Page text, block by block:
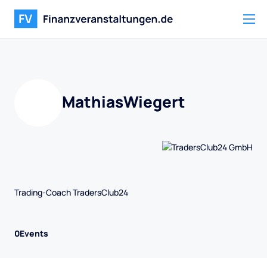
MathiasWiegert
Trading-Coach TradersClub24
0Events